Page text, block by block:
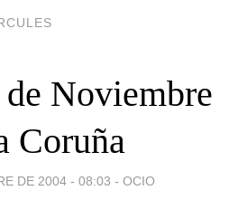
Noviembre
Coruña
DE 2004 - 08:03 - OCIO